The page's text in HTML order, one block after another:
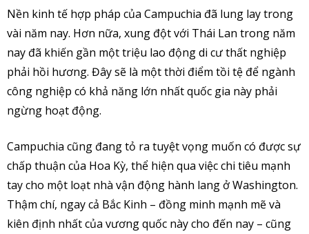
Nền kinh tế hợp pháp của Campuchia đã lung lay trong
vài năm nay. Hơn nữa, xung đột với Thái Lan trong năm
nay đã khiến gần một triệu lao động di cư thất nghiệp
phải hồi hương. Đây sẽ là một thời điểm tồi tệ để ngành
công nghiệp có khả năng lớn nhất quốc gia này phải
ngừng hoạt động.
Campuchia cũng đang tỏ ra tuyệt vọng muốn có được sự
chấp thuận của Hoa Kỳ, thể hiện qua việc chi tiêu mạnh
tay cho một loạt nhà vận động hành lang ở Washington.
Thậm chí, ngay cả Bắc Kinh – đồng minh mạnh mẽ và
kiên định nhất của vương quốc này cho đến nay – cũng